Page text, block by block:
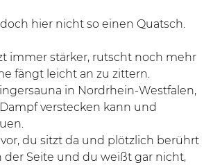
hier nicht so einen Quatsch.
immer stärker, rutscht noch mehr
fängt leicht an zu zittern.
in Nordrhein-Westfalen,
verstecken kann und
du sitzt da und plötzlich berührt
der Seite und du weißt gar nicht,